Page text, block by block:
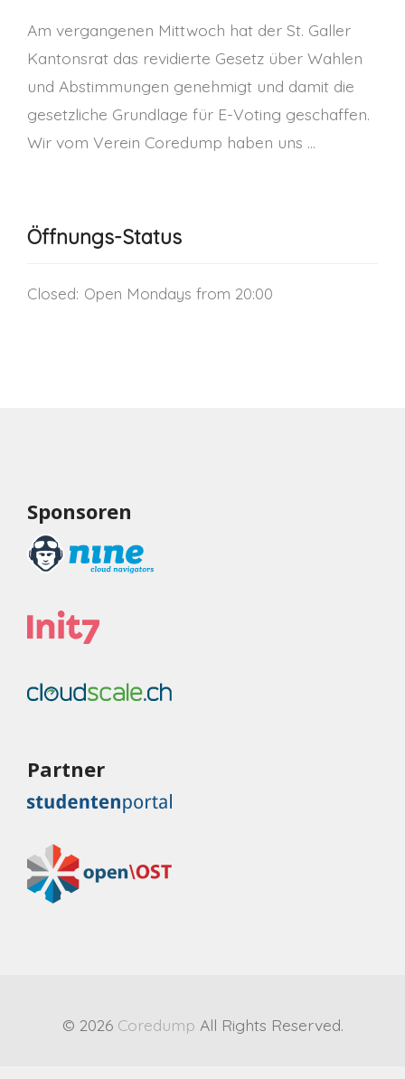
Am vergangenen Mittwoch hat der St. Galler
Kantonsrat das revidierte Gesetz über Wahlen
und Abstimmungen genehmigt und damit die
gesetzliche Grundlage für E-Voting geschaffen.
Wir vom Verein Coredump haben uns …
Öffnungs-Status
Closed: Open Mondays from 20:00
Sponsoren
Partner
© 2026 Coredump All Rights Reserved.